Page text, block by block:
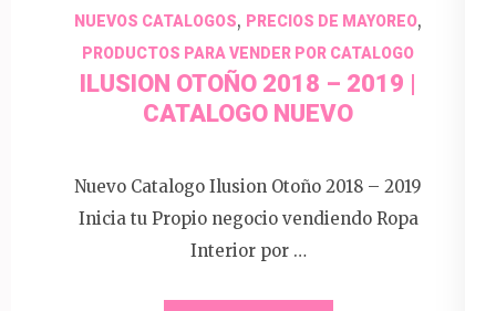
NUEVOS CATALOGOS, PRECIOS DE MAYOREO,
PRODUCTOS PARA VENDER POR CATALOGO
ILUSION OTOÑO 2018 – 2019 |
CATALOGO NUEVO
Nuevo Catalogo Ilusion Otoño 2018 – 2019
Inicia tu Propio negocio vendiendo Ropa
Interior por …